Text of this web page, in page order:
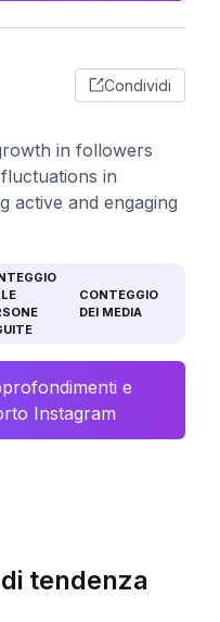
Condividi
in followers
in
active and engaging
CONTEGGIO
DEI MEDIA
e
Instagram
tendenza